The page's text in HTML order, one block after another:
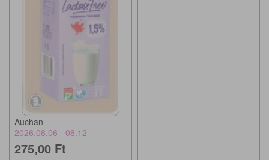
Auchan
2026.08.06 - 08.12
275,00 Ft